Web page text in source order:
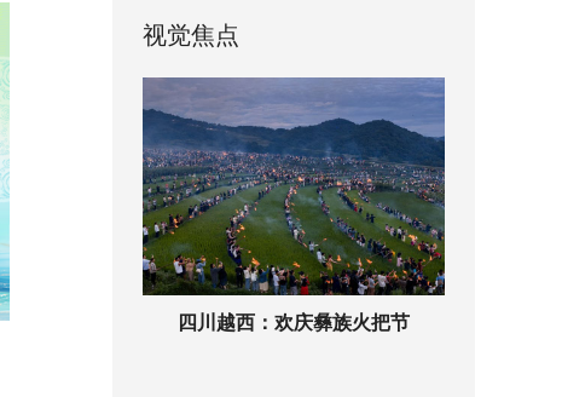
视觉焦点
四川越西：欢庆彝族火把节